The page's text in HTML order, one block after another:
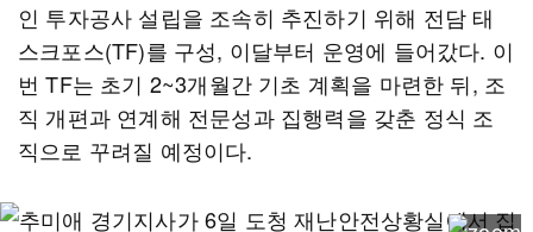
인 투자공사 설립을 조속히 추진하기 위해 전담 태
스크포스(TF)를 구성, 이달부터 운영에 들어갔다. 이
번 TF는 초기 2~3개월간 기초 계획을 마련한 뒤, 조
직 개편과 연계해 전문성과 집행력을 갖춘 정식 조
직으로 꾸려질 예정이다.